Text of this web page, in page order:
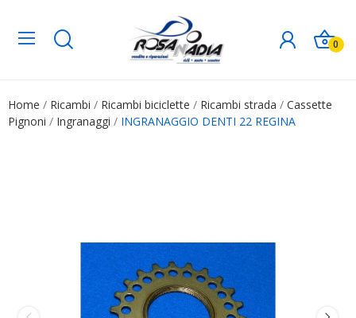
0
Home Ricambi Ricambi biciclette Ricambi strada
Cassette
Pignoni
Ingranaggi INGRANAGGIO DENTI 22 REGINA